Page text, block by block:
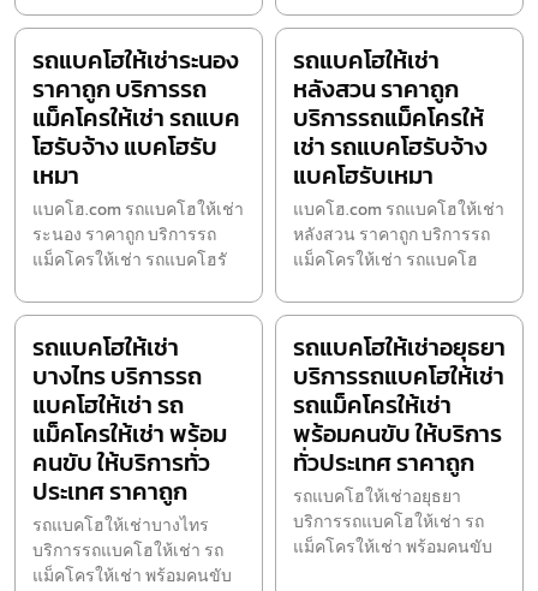
รถแบคโฮให้เช่าระนอง
ราคาถูก บริการรถ
แม็คโครให้เช่า รถแบค
โฮรับจ้าง แบคโฮรับ
เหมา
แบคโฮ.com รถแบคโฮให้เช่า
ระนอง ราคาถูก บริการรถ
แม็คโครให้เช่า รถแบคโฮรั
รถแบคโฮให้เช่า
หลังสวน ราคาถูก
บริการรถแม็คโครให้
เช่า รถแบคโฮรับจ้าง
แบคโฮรับเหมา
แบคโฮ.com รถแบคโฮให้เช่า
หลังสวน ราคาถูก บริการรถ
แม็คโครให้เช่า รถแบคโฮ
รถแบคโฮให้เช่า
บางไทร บริการรถ
แบคโฮให้เช่า รถ
แม็คโครให้เช่า พร้อม
คนขับ ให้บริการทั่ว
ประเทศ ราคาถูก
รถแบคโฮให้เช่าบางไทร
บริการรถแบคโฮให้เช่า รถ
แม็คโครให้เช่า พร้อมคนขับ
รถแบคโฮให้เช่าอยุธยา
บริการรถแบคโฮให้เช่า
รถแม็คโครให้เช่า
พร้อมคนขับ ให้บริการ
ทั่วประเทศ ราคาถูก
รถแบคโฮให้เช่าอยุธยา
บริการรถแบคโฮให้เช่า รถ
แม็คโครให้เช่า พร้อมคนขับ